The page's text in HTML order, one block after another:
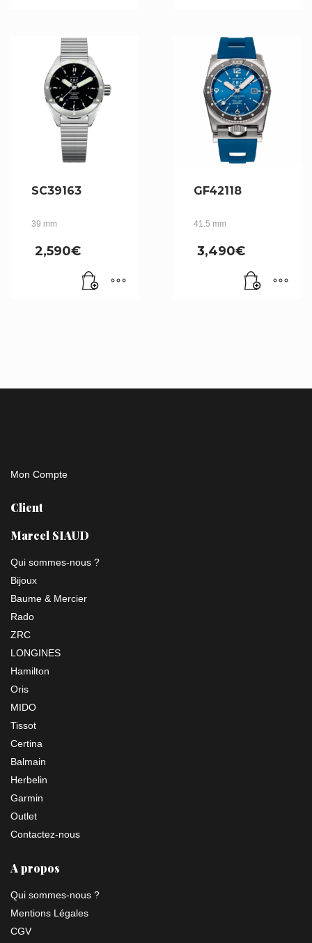
SC39163
39 mm
2,590€
GF42118
41.5 mm
3,490€
Mon Compte
Client
Marcel SIAUD
Qui sommes-nous ?
Bijoux
Baume & Mercier
Rado
ZRC
LONGINES
Hamilton
Oris
MIDO
Tissot
Certina
Balmain
Herbelin
Garmin
Outlet
Contactez-nous
A propos
Qui sommes-nous ?
Mentions Légales
CGV